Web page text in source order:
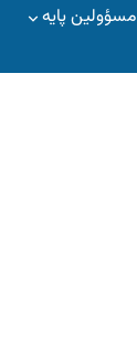
مسؤولین پایه